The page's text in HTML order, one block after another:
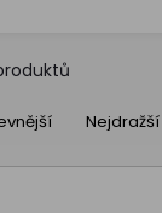
Nejdražší